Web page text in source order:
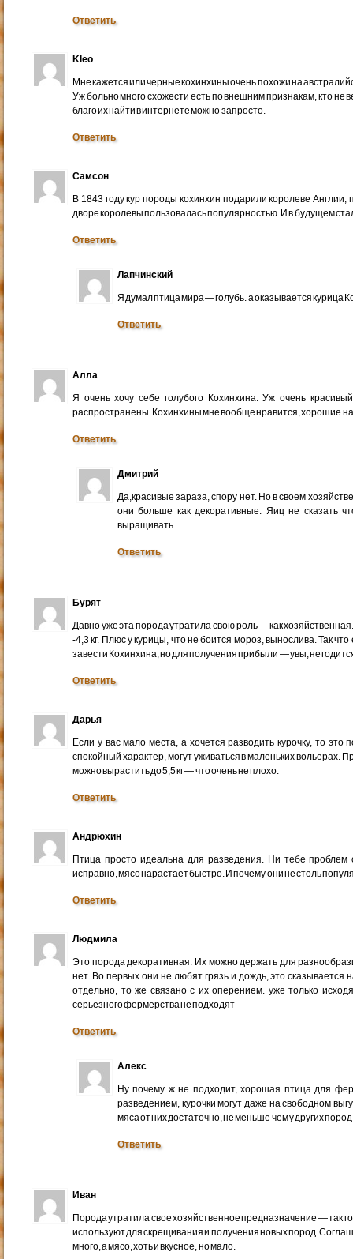
Ответить
Kleo
Мне кажется или черные кохинхины очень похожи на
Уж больно много схожести есть по внешним признакам, кто не
благо их найти в интернете можно запросто.
Ответить
Самсон
В 1843 году кур породы кохинхин подарили королеве
дворе королевы пользовалась популярностью. И в будущем
Ответить
Лапчинский
Я думал птица мира — голубь. а оказывается курица
Ответить
Алла
Я очень хочу себе голубого Кохинхина. Уж очень
распространены. Кохинхины мне вообще нравится, хорошие
Ответить
Дмитрий
Да,красивые зараза, спору нет. Но в своем
они больше как декоративные. Яиц не сказать
выращивать.
Ответить
Бурят
Давно уже эта порода утратила свою роль — как
-4,3 кг. Плюс у курицы, что не боится мороз, вынослива. Так
завести Кохинхина, но для получения прибыли — увы, не
Ответить
Дарья
Если у вас мало места, а хочется разводить курочку, то
спокойный характер, могут уживаться в маленьких вольерах.
можно вырастить до 5,5 кг — что очень не плохо.
Ответить
Андрюхин
Птица просто идеальна для разведения. Ни тебе проблем
исправно, мясо нарастает быстро. И почему они не столь
Ответить
Людмила
Это порода декоративная. Их можно держать для
нет. Во первых они не любят грязь и дождь, это сказывается
отдельно, то же связано с их оперением. уже только
серьезного фермерства не подходят
Ответить
Алекс
Ну почему ж не подходит, хорошая птица для
разведением, курочки могут даже на свободном
мяса от них достаточно, не меньше чем у других
Ответить
Иван
Порода утратила свое хозяйственное предназначение — так
используют для скрещивания и получения новых пород.
много, а мясо, хоть и вкусное, но мало.